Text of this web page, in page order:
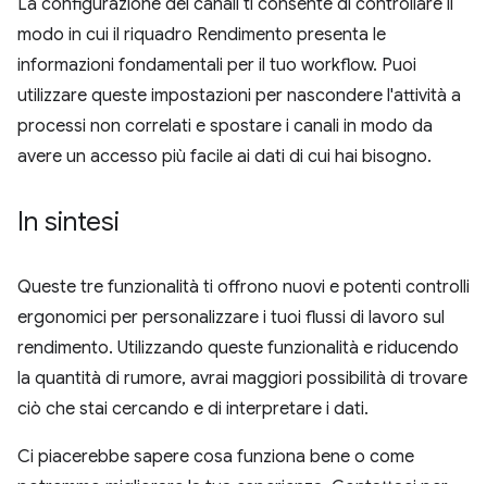
modo in cui il riquadro Rendimento presenta le
informazioni fondamentali per il tuo workflow. Puoi
utilizzare queste impostazioni per nascondere l'attività a
processi non correlati e spostare i canali in modo da
avere un accesso più facile ai dati di cui hai bisogno.
In sintesi
Queste tre funzionalità ti offrono nuovi e potenti controlli
ergonomici per personalizzare i tuoi flussi di lavoro sul
rendimento. Utilizzando queste funzionalità e riducendo
la quantità di rumore, avrai maggiori possibilità di trovare
ciò che stai cercando e di interpretare i dati.
Ci piacerebbe sapere cosa funziona bene o come